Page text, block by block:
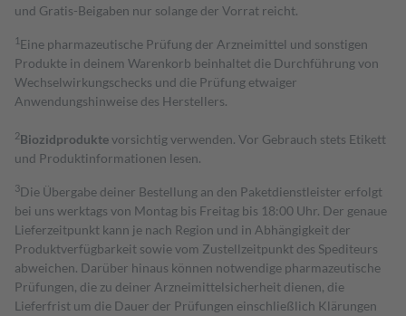
und Gratis-Beigaben nur solange der Vorrat reicht.
1 Eine pharmazeutische Prüfung der Arzneimittel und sonstigen
Produkte in deinem Warenkorb beinhaltet die Durchführung von
Wechselwirkungschecks und die Prüfung etwaiger
Anwendungshinweise des Herstellers.
2Biozidproduktevorsichtig verwenden. Vor Gebrauch stets Etikett
und Produktinformationen lesen.
3Die Übergabe deiner Bestellung an den Paketdienstleister erfolgt
bei uns werktags von Montag bis Freitag bis 18:00 Uhr. Der genaue
Lieferzeitpunkt kann je nach Region und in Abhängigkeit der
Produktverfügbarkeit sowie vom Zustellzeitpunkt des Spediteurs
abweichen. Darüber hinaus können notwendige pharmazeutische
Prüfungen, die zu deiner Arzneimittelsicherheit dienen, die
Lieferfrist um die Dauer der Prüfungen einschließlich Klärungen